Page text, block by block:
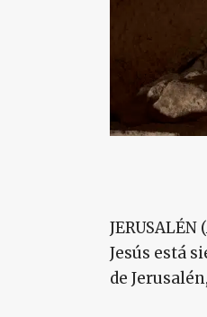
Jesús está
de